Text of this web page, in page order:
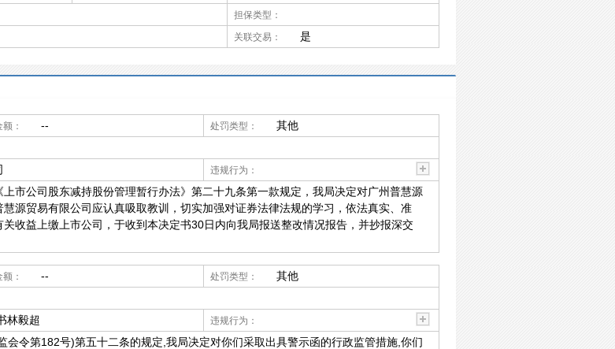
担保类型：
关联交易： 是
： -- 处罚类型： 其他
违规行为：
市公司股东减持股份管理暂行办法》第二十九条第一款规定，我局决定对广州普慧源
源贸易有限公司应认真吸取教训，切实加强对证券法律法规的学习，依法真实、准
收益上缴上市公司，于收到本决定书30日内向我局报送整改情况报告，并抄报深交
： -- 处罚类型： 其他
林毅超
违规行为：
会令第182号)第五十二条的规定,我局决定对你们采取出具警示函的行政监管措施,你们